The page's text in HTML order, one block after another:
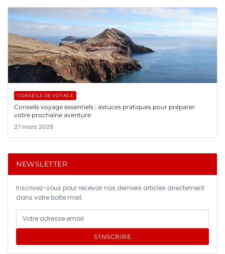
CONSEILS DE VOYAGE
Conseils voyage essentiels : astuces pratiques pour préparer
votre prochaine aventure
27 mars 2026
NEWSLETTER
Inscrivez-vous pour recevoir nos derniers articles directement
dans votre boîte mail.
S'INSCRIRE